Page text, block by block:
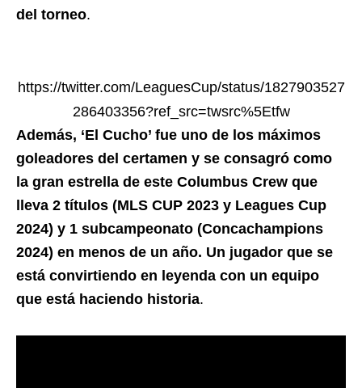
del torneo.
https://twitter.com/LeaguesCup/status/1827903527
286403356?ref_src=twsrc%5Etfw
Además, ‘El Cucho’ fue uno de los máximos
goleadores del certamen y se consagró como
la gran estrella de este Columbus Crew que
lleva 2 títulos (MLS CUP 2023 y Leagues Cup
2024) y 1 subcampeonato (Concachampions
2024) en menos de un año. Un jugador que se
está convirtiendo en leyenda con un equipo
que está haciendo historia.